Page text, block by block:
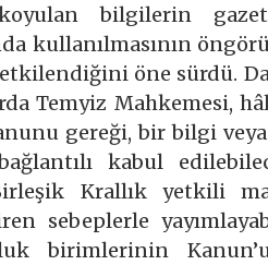
bilgilerin
kullanılmasının
öne sürdü.
Temyiz Mahkemesi,
gereği, bir bilgi
kabul
Krallık yetkili
sebeplerle
birimlerinin